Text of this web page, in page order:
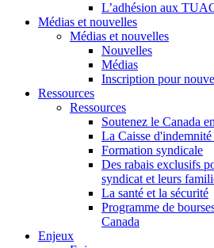
L’adhésion aux
Médias et nouvelles
Médias et nouvelles
Nouvelles
Médias
Inscription pour
Ressources
Ressources
Soutenez le Canada
La Caisse
Formation syndicale
Des rabais exclusifs
syndicat et leurs
La santé et la sécurité
Programme de
Canada
Enjeux